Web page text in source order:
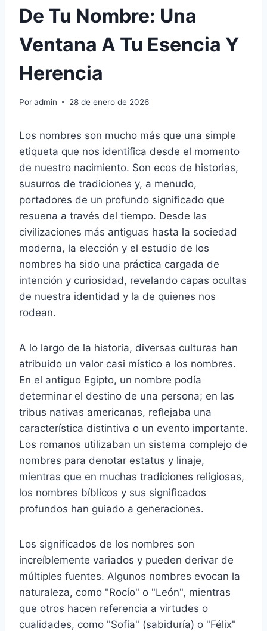
De Tu Nombre: Una
Ventana A Tu Esencia Y
Herencia
Poradmin 28 de enero de 2026
Los nombres son mucho más que una simple
etiqueta que nos identifica desde el momento
de nuestro nacimiento. Son ecos de historias,
susurros de tradiciones y, a menudo,
portadores de un profundo significado que
resuena a través del tiempo. Desde las
civilizaciones más antiguas hasta la sociedad
moderna, la elección y el estudio de los
nombres ha sido una práctica cargada de
intención y curiosidad, revelando capas ocultas
de nuestra identidad y la de quienes nos
rodean.
A lo largo de la historia, diversas culturas han
atribuido un valor casi místico a los nombres.
En el antiguo Egipto, un nombre podía
determinar el destino de una persona; en las
tribus nativas americanas, reflejaba una
característica distintiva o un evento importante.
Los romanos utilizaban un sistema complejo de
nombres para denotar estatus y linaje,
mientras que en muchas tradiciones religiosas,
los nombres bíblicos y sus significados
profundos han guiado a generaciones.
Los significados de los nombres son
increíblemente variados y pueden derivar de
múltiples fuentes. Algunos nombres evocan la
naturaleza, como "Rocío" o "León", mientras
que otros hacen referencia a virtudes o
cualidades, como "Sofía" (sabiduría) o "Félix"